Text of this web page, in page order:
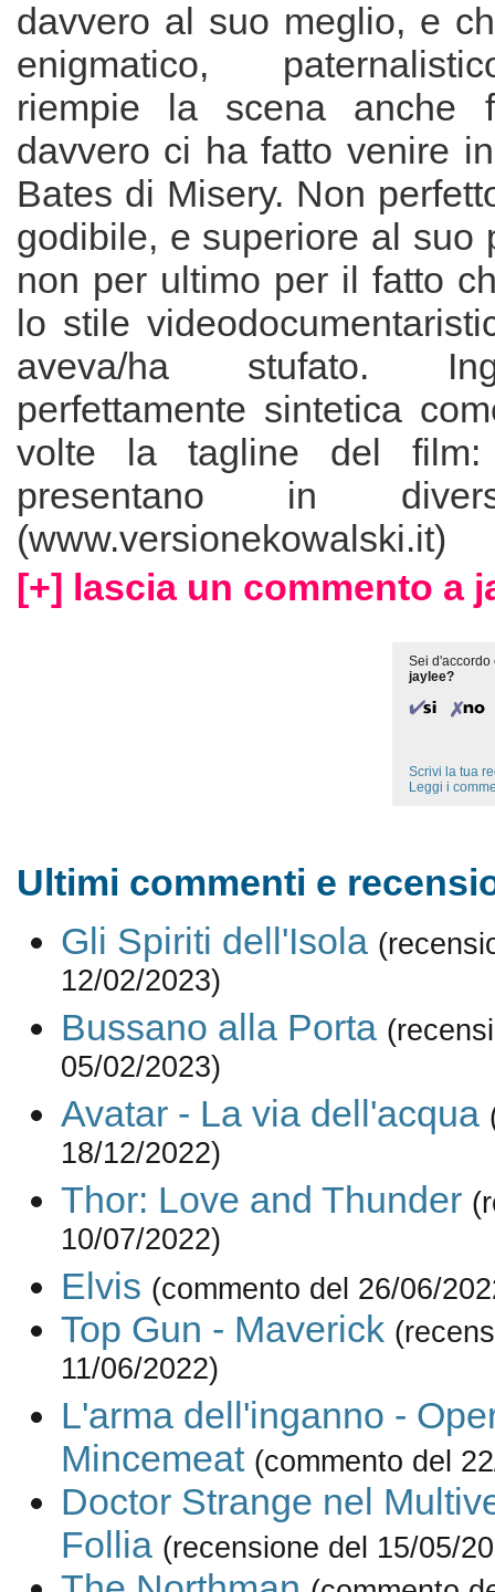
davvero al suo meglio, e
enigmatico,
riempie la scena anche
davvero ci ha fatto venire
Bates di Misery. Non
godibile, e superiore al suo
non per ultimo per il fatto
lo stile
aveva/ha stufato.
perfettamente sintetica
volte la tagline del
presentano in
(www.versionekowalski.it)
[+] lascia un commento a
Sei d'accordo
jaylee?
Scrivi la tua
Leggi i
Ultimi commenti e
Gli Spiriti dell'Isola
12/02/2023)
Bussano alla Porta
05/02/2023)
Avatar - La via dell'acqua
18/12/2022)
Thor: Love and Thunder
10/07/2022)
Elvis (commento del 26/06/
Top Gun - Maverick
11/06/2022)
L'arma dell'inganno -
Mincemeat (commento del
Doctor Strange nel
Follia (recensione del 15/05/